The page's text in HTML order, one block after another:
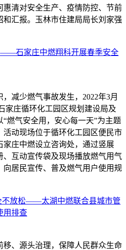
清对安全生产、疫情防控、节前
汇报。玉林市住建局局长刘家强
石家庄中燃翔科开展春季安全
减少燃气事故发生，2022年3月
家庄循环化工园区规划建设局及
燃气安全用，安心每一天”为主题
活动现场位于循环化工园区便民市
庄中燃设立咨询处，通过竖展
互动宣传袋及现场播放燃气用气
向居民宣传、普及燃气用户使用规
不放松——太湖中燃联合县城市管
用排查
移、源头治理，保障人民群众生命